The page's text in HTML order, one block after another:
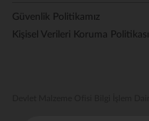
Güvenlik Politikamız
Kişisel Verileri Koruma Politikası